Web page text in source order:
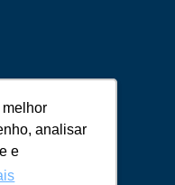
analisar
e
analisar
e